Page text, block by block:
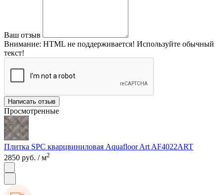
Ваш отзыв
Внимание: HTML не поддерживается! Используйте обычный
текст!
Написать отзыв
Просмотренные
Плитка SPC кварцвиниловая Aquafloor Art AF4022ART
2850 руб. / м2